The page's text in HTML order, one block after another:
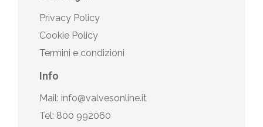
Privacy Policy
Cookie Policy
Termini e condizioni
Info
Mail: info@valvesonline.it
Tel: 800 992060